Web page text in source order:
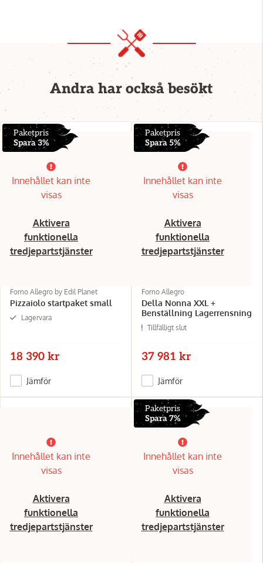
Andra har också besökt
Paketpris
Spara 3%
Innehållet kan inte
visas
Aktivera
funktionella
tredjepartstjänster
Forno Allegro by Edil Planet
Pizzaiolo startpaket small
Lagervara
18 390 kr
Jämför
Paketpris
Spara 5%
Innehållet kan inte
visas
Aktivera
funktionella
tredjepartstjänster
Forno Allegro
Della Nonna XXL +
Benställning Lagerrensning
Tillfälligt slut
37 981 kr
Jämför
Innehållet kan inte
visas
Aktivera
funktionella
tredjepartstjänster
Paketpris
Spara 7%
Innehållet kan inte
visas
Aktivera
funktionella
tredjepartstjänster